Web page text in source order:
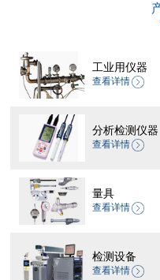
工业用仪器
查看详情
分析检测仪器
查看详情
量具
查看详情
检测设备
查看详情